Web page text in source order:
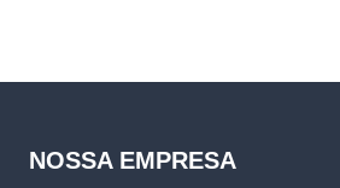
NOSSA EMPRESA